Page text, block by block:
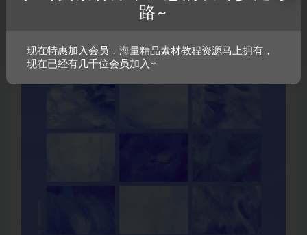
路~
现在特惠加入会员，海量精品素材教程资源马上拥有，
现在已经有几千位会员加入~